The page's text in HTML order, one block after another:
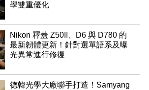
學雙重優化
Nikon 釋蓋 Z50II、D6 與 D780 的
最新韌體更新！針對選單語系及曝
光異常進行修復
德韓光學大廠聯手打造！Samyang